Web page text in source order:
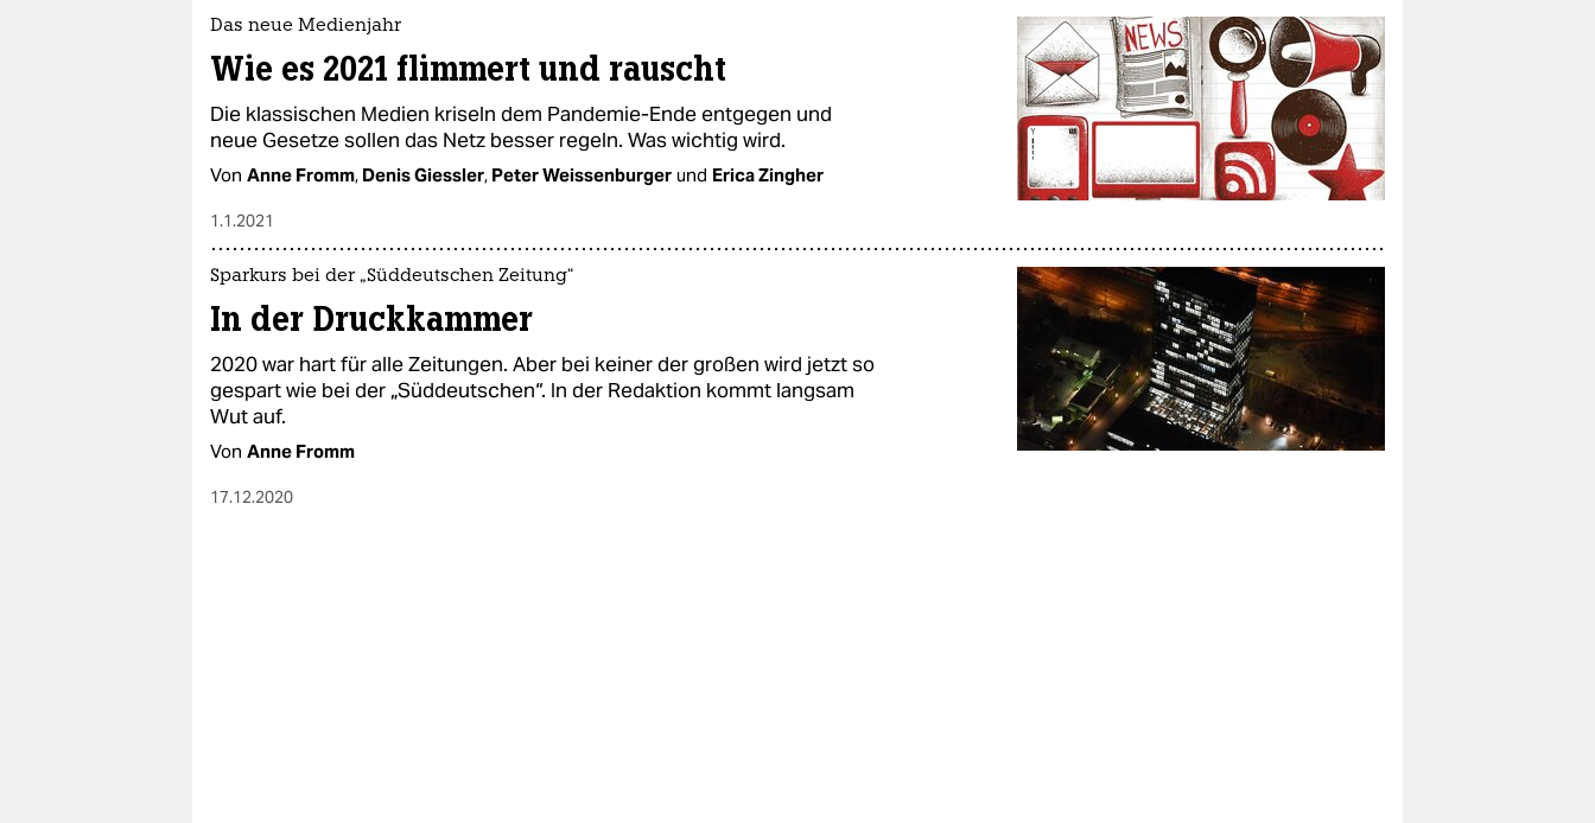
Das neue Medienjahr
Wie es 2021 flimmert und rauscht
Die klassischen Medien kriseln dem Pandemie-Ende entgegen und
neue Gesetze sollen das Netz besser regeln. Was wichtig wird.
Von Anne Fromm, Denis Giessler, Peter Weissenburger und Erica Zingher
1.1.2021
Sparkurs bei der „Süddeutschen Zeitung“
In der Druckkammer
2020 war hart für alle Zeitungen. Aber bei keiner der großen wird jetzt so
gespart wie bei der „Süddeutschen“. In der Redaktion kommt langsam
Wut auf.
Von Anne Fromm
17.12.2020